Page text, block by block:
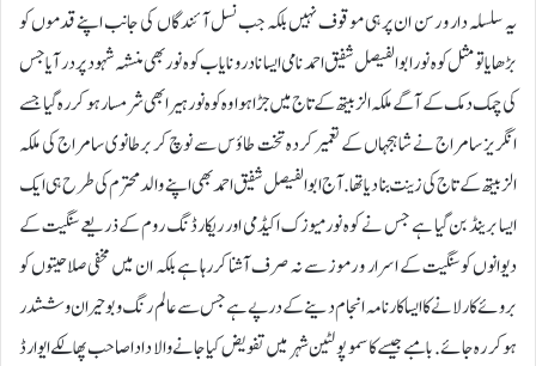
یہ سلسلہ دار و رسن ان پر ہی موقوف نہیں بلکہ جب نسل آئندگاں کی جانب اپنے قدموں کو
بڑھایا تو مثل کوہ نور ابوالفیصل شفیق احمد نامی ایسا نادر و نایاب کوہ نور بھی منشہہ شہود پر در آیا جس
کی چمک دمک کے آگے ملکہ الزبیتھ کے تاج میں جڑا ہوا وہ کوہ نور ہیرا بھی شرمسار ہو کر رہ گیا جسے
انگریز سامراج نے شاہجہاں کے تعمیر کردہ تخت طاؤس سے نوچ کر برطانوی سامراج کی ملکہ
الزبیتھ کے تاج کی زینت بنا دیا تھا. آج ابوالفیصل شفیق احمد بھی اپنے والد محترم کی طرح ہی ایک
ایسا برینڈ بن گیا ہے جس نے کوہ نور میوزک اکیڈمی اور ریکارڈنگ روم کے ذریعے سنگیت کے
دیوانوں کو سنگیت کے اسرار و رموز سے نہ صرف آشنا کررہا ہے بلکہ ان میں مخفی صلاحیتوں کو
بروئے کار لانے کا ایسا کارنامہ انجام دینے کے در پے ہے جس سے عالم رنگ و بو حیران و ششدر
ہو کر رہ جائے. بامبے جیسے کاسمو پولٹین شہر میں تفویض کیا جانے والا دادا صاحب پھالکے ایوارڈ